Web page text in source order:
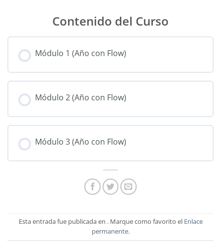
Contenido del Curso
Módulo 1 (Año con Flow)
Módulo 2 (Año con Flow)
Módulo 3 (Año con Flow)
Esta entrada fue publicada en . Marque como favorito el Enlace
permanente.